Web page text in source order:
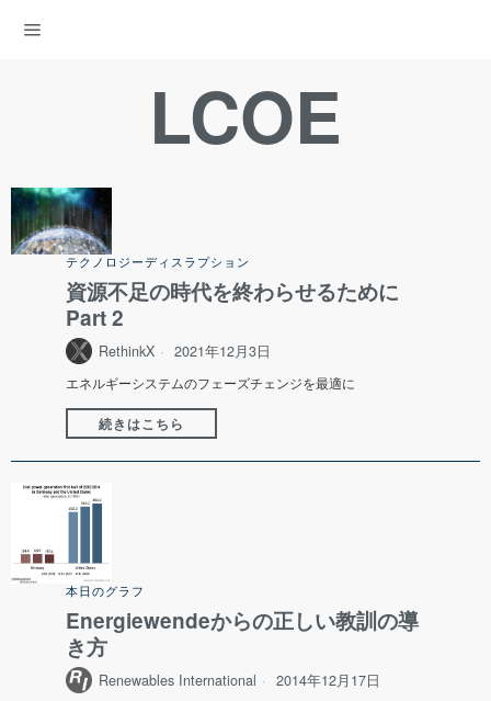
LCOE
テクノロジーディスラプション
資源不足の時代を終わらせるために
Part 2
RethinkX 2021年12月3日
エネルギーシステムのフェーズチェンジを最適に
続きはこちら
本日のグラフ
Energiewendeからの正しい教訓の導
き方
Renewables International 2014年12月17日